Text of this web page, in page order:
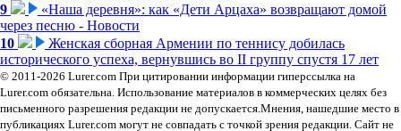
9
«Наша деревня»: как «Дети Арцаха» возвращают домой
через песню - Новости
10
Женская сборная Армении по теннису добилась
исторического успеха, вернувшись во II группу спустя 17 лет
© 2011-2026 Lurer.com При цитировании информации гиперссылка на
Lurer.com обязательна. Использование материалов в коммерческих целях без
письменного разрешения редакции не допускается.Мнения, нашедшие место в
публикациях Lurer.com могут не совпадать с точкой зрения редакции. Сайт не